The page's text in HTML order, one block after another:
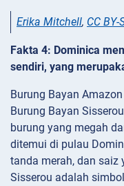
Erika Mitchell, CC BY-
Fakta 4: Dominica
sendiri, yang
Burung Bayan
Burung Bayan
burung yang megah
ditemui di pulau
tanda merah, dan saiz
Sisserou adalah